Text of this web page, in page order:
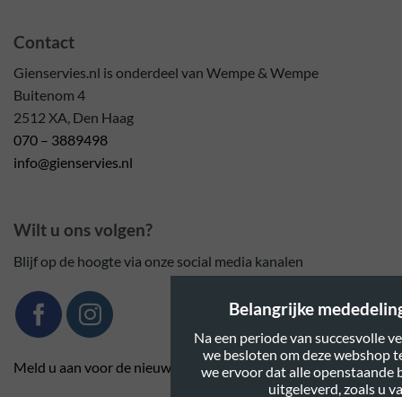
Contact
Gienservies.nl is onderdeel van Wempe & Wempe
Buitenom 4
2512 XA, Den Haag
070 – 3889498
info@gienservies.nl
Wilt u ons volgen?
Blijf op de hoogte via onze social media kanalen
Meld u aan voor de nieuwsbrief
Belangrijke
Na een periode van succesvolle
we besloten om deze webshop
we ervoor dat alle openstaande
uitgeleverd, zoals u